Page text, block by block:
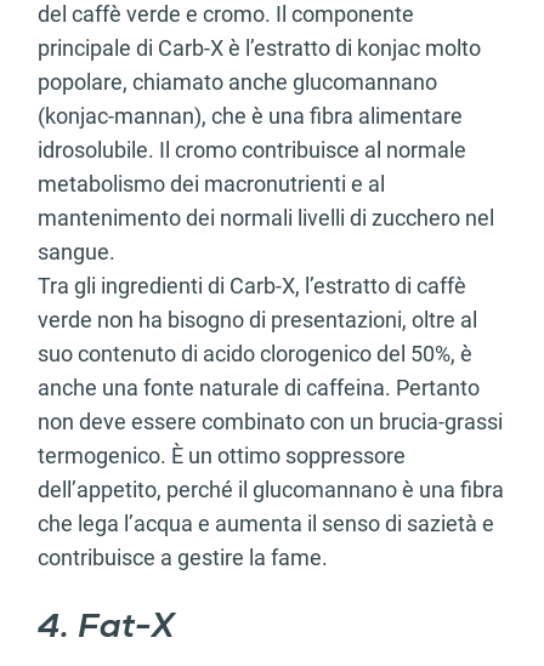
del caffè verde e cromo. Il componente
principale di Carb-X è l’estratto di konjac molto
popolare, chiamato anche glucomannano
(konjac-mannan), che è una fibra alimentare
idrosolubile. Il cromo contribuisce al normale
metabolismo dei macronutrienti e al
mantenimento dei normali livelli di zucchero nel
sangue.
Tra gli ingredienti di Carb-X, l’estratto di caffè
verde non ha bisogno di presentazioni, oltre al
suo contenuto di acido clorogenico del 50%, è
anche una fonte naturale di caffeina. Pertanto
non deve essere combinato con un brucia-grassi
termogenico. È un ottimo soppressore
dell’appetito, perché il glucomannano è una fibra
che lega l’acqua e aumenta il senso di sazietà e
contribuisce a gestire la fame.
4. Fat-X